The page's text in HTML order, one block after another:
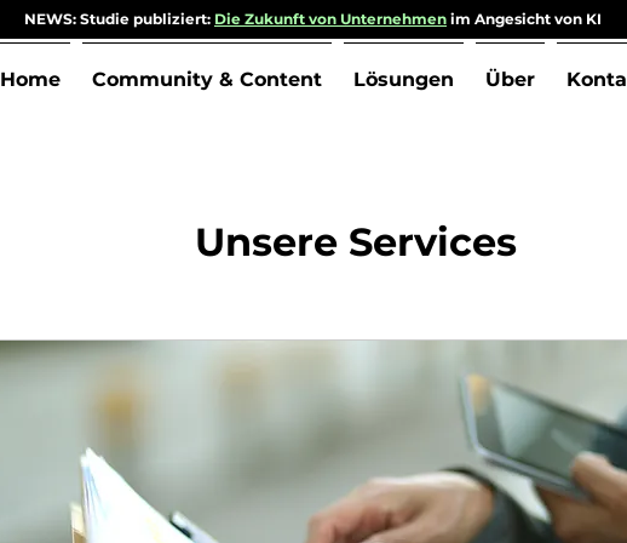
Home Community & Content Lösungen Über
NEWS: Studie publiziert: Die Zukunft von Unternehmen im Angesicht von KI
Unsere Services